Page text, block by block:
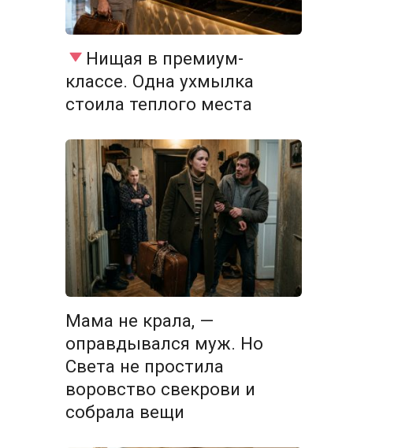
Нищая в премиум-
классе. Одна ухмылка
стоила теплого места
Мама не крала, —
оправдывался муж. Но
Света не простила
воровство свекрови и
собрала вещи